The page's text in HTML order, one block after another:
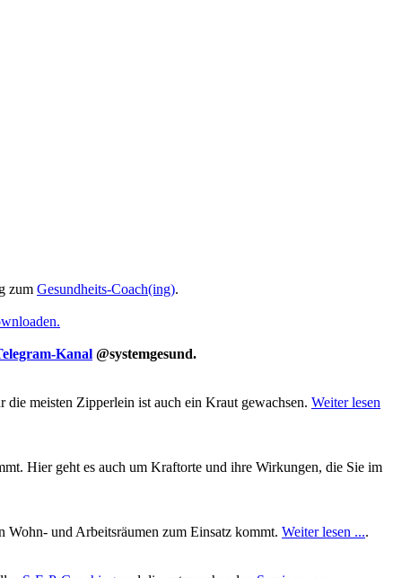
zum Gesundheits-Coach(ing).
Kanal @systemgesund.
meisten Zipperlein ist auch ein Kraut gewachsen. Weiter lesen
Hier geht es auch um Kraftorte und ihre Wirkungen, die Sie im
Wohn- und Arbeitsräumen zum Einsatz kommt. Weiter lesen ....